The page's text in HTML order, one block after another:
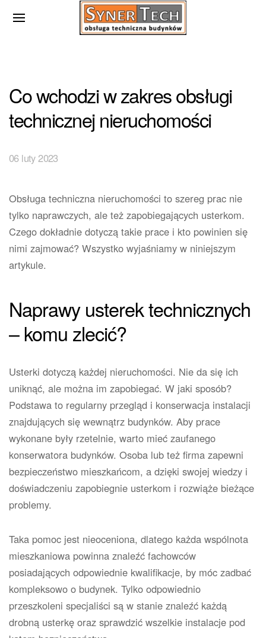
Co wchodzi w zakres obsługi
technicznej nieruchomości
06 luty 2023
Obsługa techniczna nieruchomości to szereg prac nie
tylko naprawczych, ale też zapobiegających usterkom.
Czego dokładnie dotyczą takie prace i kto powinien się
nimi zajmować? Wszystko wyjaśniamy w niniejszym
artykule.
Naprawy usterek technicznych
– komu zlecić?
Usterki dotyczą każdej nieruchomości. Nie da się ich
uniknąć, ale można im zapobiegać. W jaki sposób?
Podstawa to regularny przegląd i konserwacja instalacji
znajdujących się wewnątrz budynków. Aby prace
wykonane były rzetelnie, warto mieć zaufanego
konserwatora budynków. Osoba lub też firma zapewni
bezpieczeństwo mieszkańcom, a dzięki swojej wiedzy i
doświadczeniu zapobiegnie usterkom i rozwiąże bieżące
problemy.
Taka pomoc jest nieoceniona, dlatego każda wspólnota
mieszkaniowa powinna znaleźć fachowców
posiadających odpowiednie kwalifikacje, by móc zadbać
kompleksowo o budynek. Tylko odpowiednio
przeszkoleni specjaliści są w stanie znaleźć każdą
drobną usterkę oraz sprawdzić wszelkie instalacje pod